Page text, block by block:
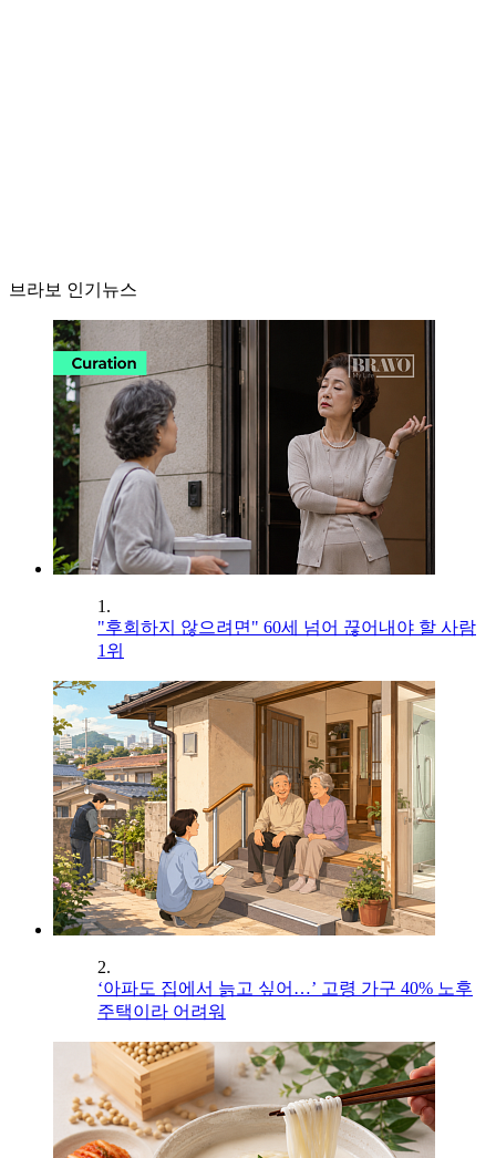
브라보 인기뉴스
1.
"후회하지 않으려면" 60세 넘어 끊어내야 할 사람
1위
2.
‘아파도 집에서 늙고 싶어…’ 고령 가구 40% 노후
주택이라 어려워